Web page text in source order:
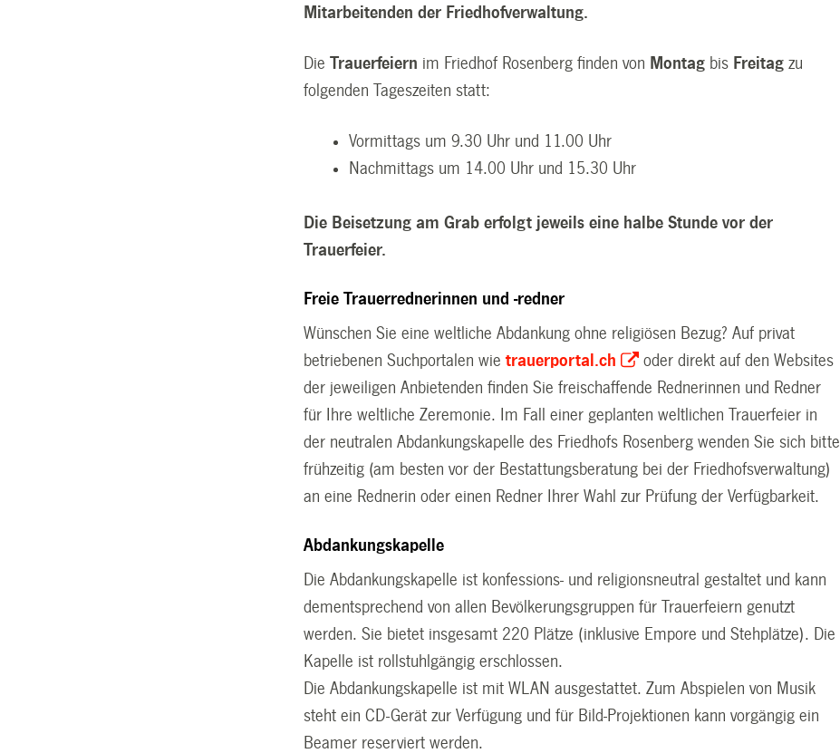
Mitarbeitenden der Friedhofverwaltung.
DieTrauerfeiern im Friedhof Rosenberg finden von Montag bis Freitag zu
folgenden Tageszeiten statt:
Vormittags um 9.30 Uhr und 11.00 Uhr
Nachmittags um 14.00 Uhr und 15.30 Uhr
Die Beisetzung am Grab erfolgt jeweils eine halbe Stunde vor der
Trauerfeier.
Freie Trauerrednerinnen und -redner
Wünschen Sie eine weltliche Abdankung ohne religiösen Bezug? Auf privat
betriebenen Suchportalen wietrauerportal.ch
oder direkt auf den Websites
der jeweiligen Anbietenden finden Sie freischaffende Rednerinnen und Redner
für Ihre weltliche Zeremonie. Im Fall einer geplanten weltlichen Trauerfeier in
der neutralen Abdankungskapelle des Friedhofs Rosenberg wenden Sie sich bitte
frühzeitig (am besten vor der Bestattungsberatung bei der Friedhofsverwaltung)
an eine Rednerin oder einen Redner Ihrer Wahl zur Prüfung der Verfügbarkeit.
Abdankungskapelle
Die Abdankungskapelle ist konfessions- und religionsneutral gestaltet und kann
dementsprechend von allen Bevölkerungsgruppen für Trauerfeiern genutzt
werden. Sie bietet insgesamt 220 Plätze (inklusive Empore und Stehplätze). Die
Kapelle ist rollstuhlgängig erschlossen.
Die Abdankungskapelle ist mit WLAN ausgestattet. Zum Abspielen von Musik
steht ein CD-Gerät zur Verfügung und für Bild-Projektionen kann vorgängig ein
Beamer reserviert werden.